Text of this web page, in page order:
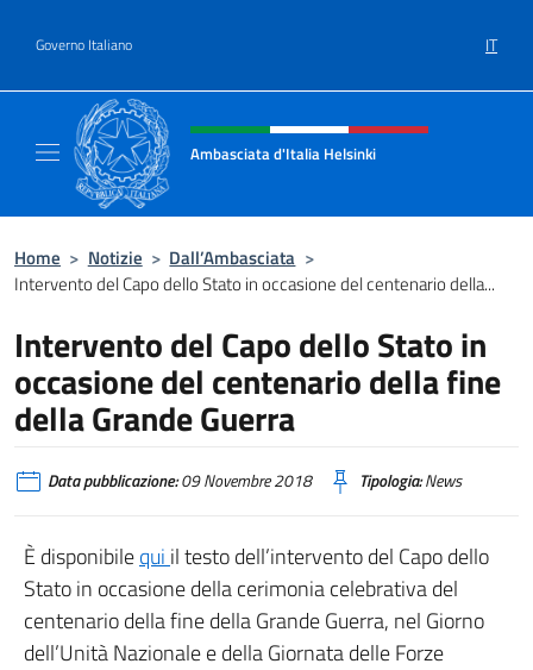
Governo Italiano IT
Intestazione sito, social e menù
Ambasciata d'Italia Helsinki
Home > Notizie > Dall’Ambasciata >
Intervento del Capo dello Stato in occasione del centenario della...
Intervento del Capo dello Stato in
occasione del centenario della fine
della Grande Guerra
Data pubblicazione:09 Novembre 2018 Tipologia:News
È disponibilequi il testo dell’intervento del Capo dello
Stato in occasione della cerimonia celebrativa del
centenario della fine della Grande Guerra, nel Giorno
dell’Unità Nazionale e della Giornata delle Forze